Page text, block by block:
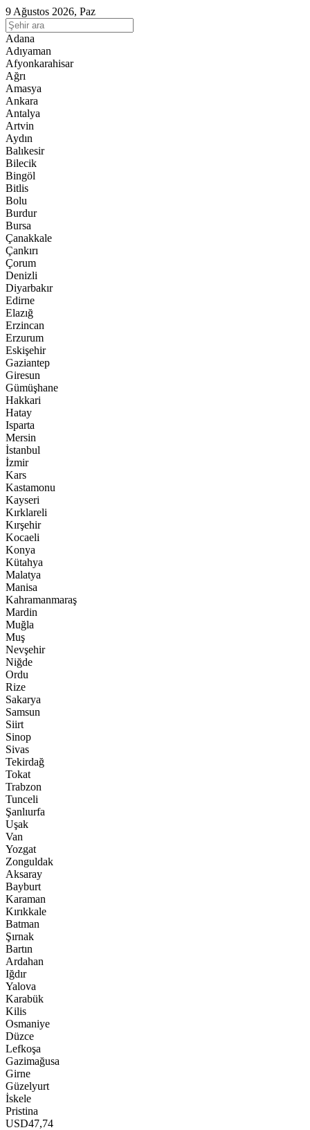
9 Ağustos 2026, Paz
Adana
Adıyaman
Afyonkarahisar
Ağrı
Amasya
Ankara
Antalya
Artvin
Aydın
Balıkesir
Bilecik
Bingöl
Bitlis
Bolu
Burdur
Bursa
Çanakkale
Çankırı
Çorum
Denizli
Diyarbakır
Edirne
Elazığ
Erzincan
Erzurum
Eskişehir
Gaziantep
Giresun
Gümüşhane
Hakkari
Hatay
Isparta
Mersin
İstanbul
İzmir
Kars
Kastamonu
Kayseri
Kırklareli
Kırşehir
Kocaeli
Konya
Kütahya
Malatya
Manisa
Kahramanmaraş
Mardin
Muğla
Muş
Nevşehir
Niğde
Ordu
Rize
Sakarya
Samsun
Siirt
Sinop
Sivas
Tekirdağ
Tokat
Trabzon
Tunceli
Şanlıurfa
Uşak
Van
Yozgat
Zonguldak
Aksaray
Bayburt
Karaman
Kırıkkale
Batman
Şırnak
Bartın
Ardahan
Iğdır
Yalova
Karabük
Kilis
Osmaniye
Düzce
Lefkoşa
Gazimağusa
Girne
Güzelyurt
İskele
Pristina
USD47,74